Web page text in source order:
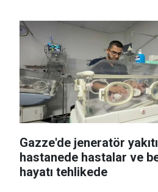
Gazze'de jeneratör
hastanede hastalar ve
hayatı tehlikede